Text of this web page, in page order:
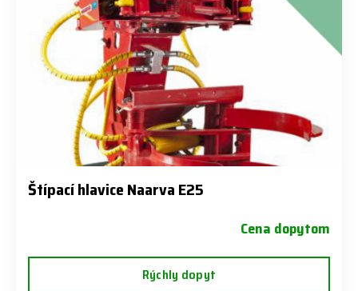
Štípací hlavice Naarva E25
Cena dopytom
Rýchly dopyt